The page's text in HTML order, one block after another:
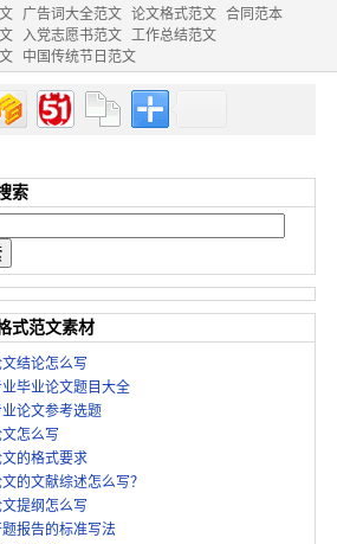
广告词大全范文 论文格式范文 合同范本
入党志愿书范文 工作总结范文
中国传统节日范文
索
式范文素材
结论怎么写
毕业论文题目大全
论文参考选题
怎么写
的格式要求
的文献综述怎么写？
提纲怎么写
报告的标准写法